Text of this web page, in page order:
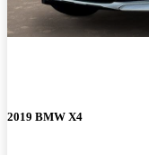
2019 BMW X4